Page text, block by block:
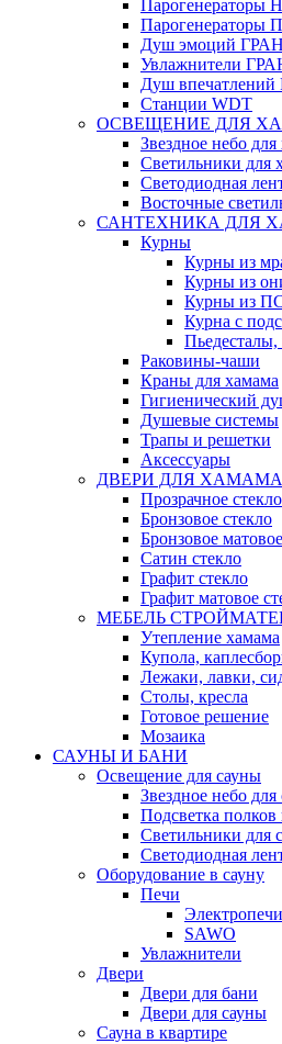
Парогенераторы
Душ эмоций
Увлажнители
Душ
Станции WDT
ОСВЕЩЕНИЕ ДЛЯ
Звездное небо для
Светильники для
Светодиодная
Восточные
САНТЕХНИКА ДЛЯ
Курны
Курны из
Курны из
Курны из
Курна с
Пьедесталы,
Раковины-чаши
Краны для хамама
Гигиенический
Душевые системы
Трапы и решетки
Аксессуары
ДВЕРИ ДЛЯ ХАМАМА
Прозрачное стекло
Бронзовое стекло
Бронзовое
Сатин стекло
Графит стекло
Графит матовое
МЕБЕЛЬ
Утепление хамама
Купола,
Лежаки, лавки,
Столы, кресла
Готовое решение
Мозаика
САУНЫ И БАНИ
Освещение для сауны
Звездное небо
Подсветка полков
Светильники для
Светодиодная
Оборудование в сауну
Печи
SAWO
Увлажнители
Двери
Двери для бани
Двери для сауны
Сауна в квартире